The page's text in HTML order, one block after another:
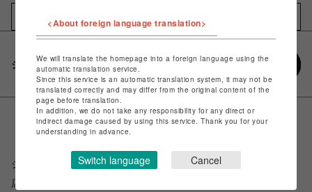
シェアする
ショップ名
スパイラルガール
店舗名
<About foreign language translation>
We will translate the homepage into a foreign language using the
automatic translation service.
Since this service is an automatic translation system, it may not be
translated correctly and may differ from the original content of the
page before translation.
In addition, we do not take any responsibility for any direct or
indirect damage caused by using this service. Thank you for your
understanding in advance.
Switch language Cancel